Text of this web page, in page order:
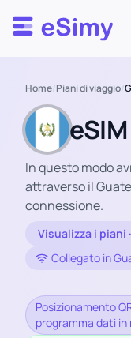
Esimy
Home/Piani di viaggio/
In questo modo
attraverso il
connessione.
Visualizza i piani
Collegato in
Posizionamento
programma dati in